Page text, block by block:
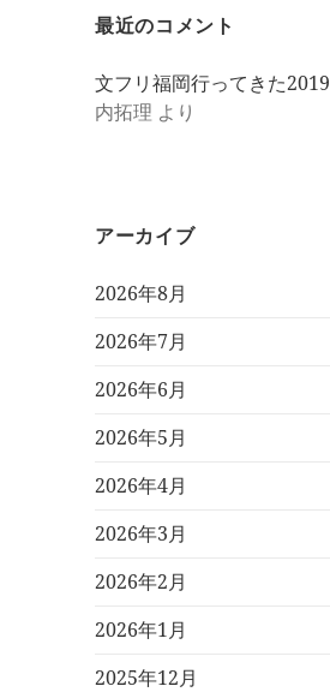
最近のコメント
文フリ福岡行ってきた2019
内拓理 より
アーカイブ
2026年8月
2026年7月
2026年6月
2026年5月
2026年4月
2026年3月
2026年2月
2026年1月
2025年12月